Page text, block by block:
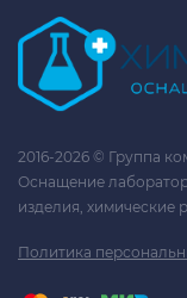
2016-2026 © Группа
Оснащение
изделия, химические
Политика